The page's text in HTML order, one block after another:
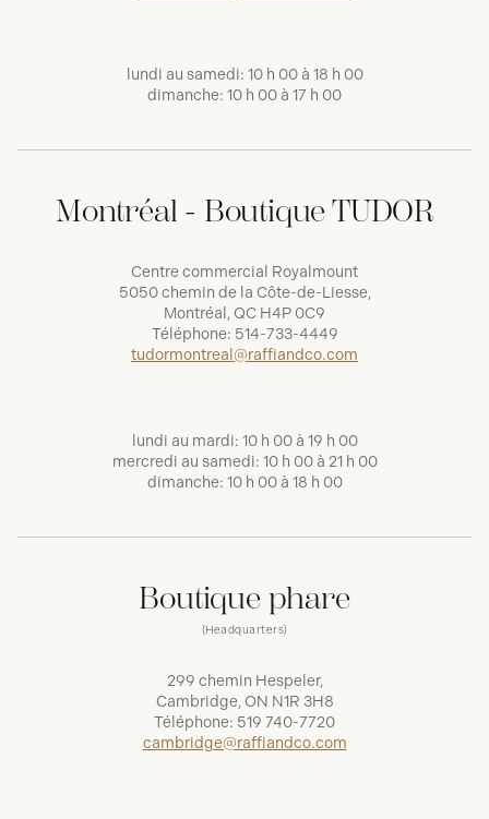
lundi au samedi: 10 h 00 à 18 h 00
dimanche: 10 h 00 à 17 h 00
Montréal - Boutique TUDOR
Centre commercial Royalmount
5050 chemin de la Côte-de-Liesse,
Montréal, QC H4P 0C9
Téléphone: 514-733-4449
tudormontreal@raffiandco.com
lundi au mardi: 10 h 00 à 19 h 00
mercredi au samedi: 10 h 00 à 21 h 00
dimanche: 10 h 00 à 18 h 00
Boutique phare
(Headquarters)
299 chemin Hespeler,
Cambridge, ON N1R 3H8
Téléphone: 519 740-7720
cambridge@raffiandco.com